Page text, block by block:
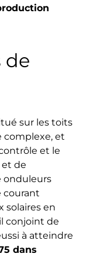
de
sur les toits
complexe, et
et le
de
onduleurs
courant
solaires en
conjoint de
à atteindre
dans